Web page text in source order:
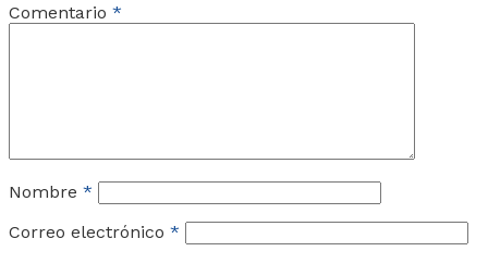
Comentario *
Nombre *
Correo electrónico *